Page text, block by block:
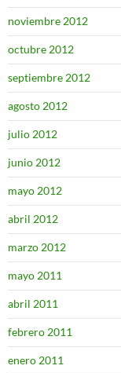
noviembre 2012
octubre 2012
septiembre 2012
agosto 2012
julio 2012
junio 2012
mayo 2012
abril 2012
marzo 2012
mayo 2011
abril 2011
febrero 2011
enero 2011